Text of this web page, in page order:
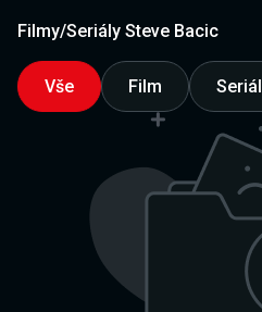
Filmy/Seriály Steve Bacic
Vše Film Seriál